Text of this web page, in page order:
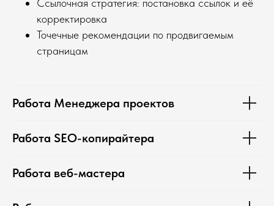
Ссылочная стратегия: постановка ссылок и её
корректировка
Точечные рекомендации по продвигаемым
страницам
Работа Менеджера проектов
Работа SEO-копирайтера
Работа веб-мастера